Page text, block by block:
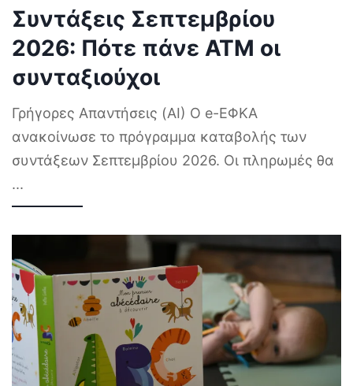
Συντάξεις Σεπτεμβρίου
2026: Πότε πάνε ΑΤΜ οι
συνταξιούχοι
Γρήγορες Απαντήσεις (AI) Ο e-ΕΦΚΑ
ανακοίνωσε το πρόγραμμα καταβολής των
συντάξεων Σεπτεμβρίου 2026. Οι πληρωμές θα
...